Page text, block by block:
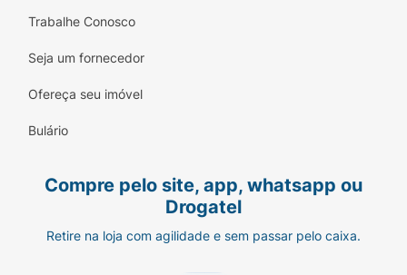
Trabalhe Conosco
Seja um fornecedor
Ofereça seu imóvel
Bulário
Compre pelo site, app, whatsapp ou
Drogatel
Retire na loja com agilidade e sem passar pelo caixa.